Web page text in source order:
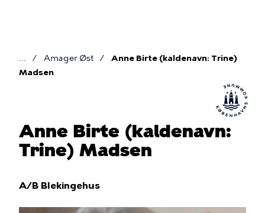
Brødkrumme
Amager Øst
Anne Birte (kaldenavn: Trine)
Madsen
Anne Birte (kaldenavn:
Trine) Madsen
A/B Blekingehus